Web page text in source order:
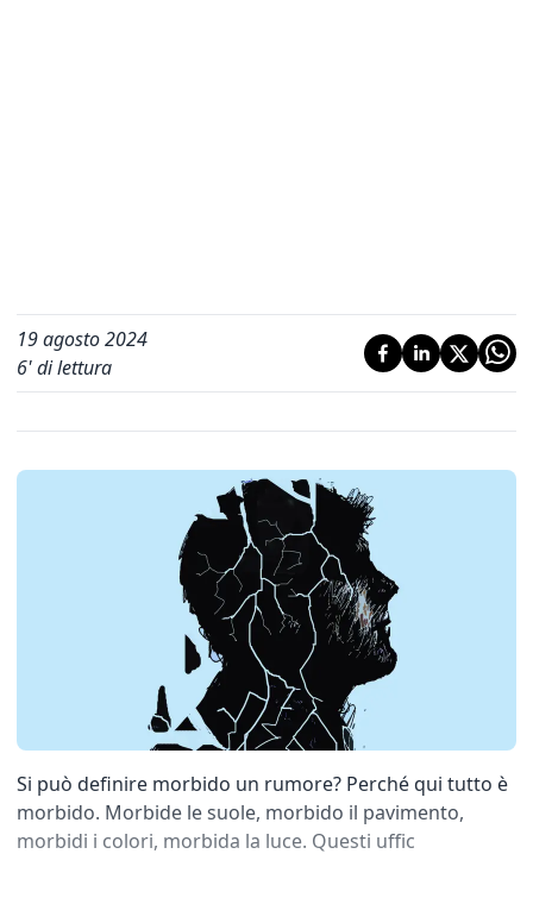
19 agosto 2024
6' di lettura
Si può definire morbido un rumore? Perché qui tutto è
morbido. Morbide le suole, morbido il pavimento,
morbidi i colori, morbida la luce. Questi uffic